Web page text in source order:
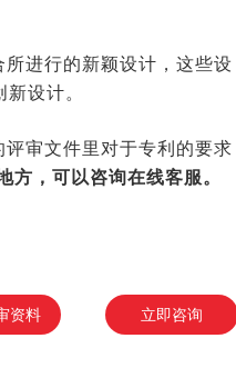
进行的新颖设计，这些设
设计。
审文件里对于专利的要求
方，可以咨询在线客服。
资料 立即咨询